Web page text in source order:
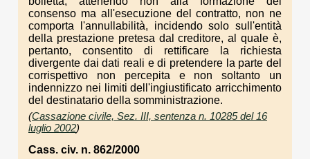
consenso ma all'esecuzione del contratto, non ne
comporta l'annullabilità, incidendo solo sull'entità
della prestazione pretesa dal creditore, al quale è,
pertanto, consentito di rettificare la richiesta
divergente dai dati reali e di pretendere la parte del
corrispettivo non percepita e non soltanto un
indennizzo nei limiti dell'ingiustificato arricchimento
del destinatario della somministrazione.
(Cassazione civile, Sez. III, sentenza n. 10285 del 16
luglio 2002)
Cass. civ. n. 862/2000